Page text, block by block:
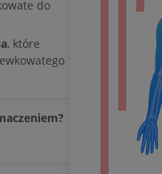
do
, które